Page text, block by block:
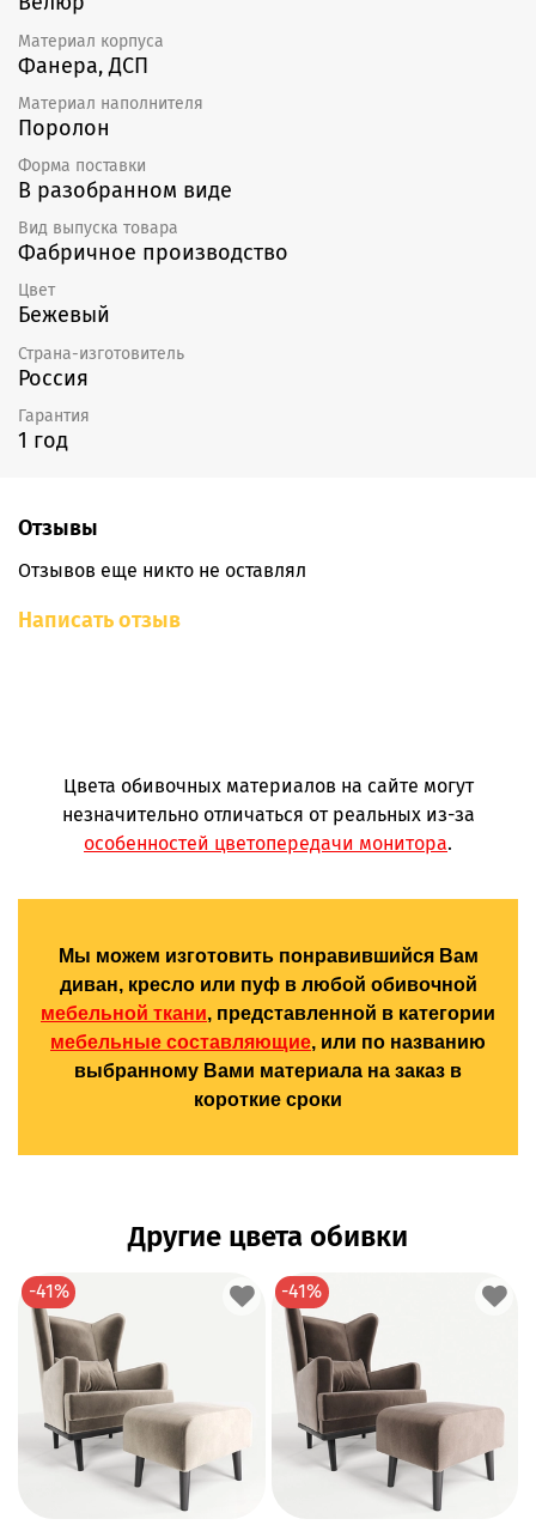
Материал корпуса
Фанера, ДСП
Материал наполнителя
Поролон
Форма поставки
В разобранном виде
Вид выпуска товара
Фабричное производство
Цвет
Бежевый
Страна-изготовитель
Россия
Гарантия
1 год
Отзывы
Отзывов еще никто не оставлял
Написать отзыв
Цвета обивочных материалов на сайте могут
незначительно отличаться от реальных из-за
особенностей цветопередачи монитора.
Мы можем изготовить понравившийся Вам
диван, кресло или пуф в любой обивочной
мебельной ткани, представленной в категории
мебельные составляющие, или по названию
выбранному Вами материала на заказ в
короткие сроки
Другие цвета обивки
-41% -41%